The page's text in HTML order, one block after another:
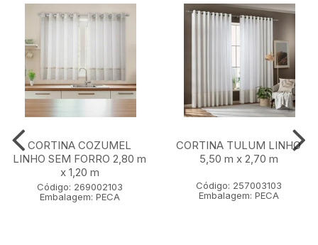
CORTINA COZUMEL
LINHO SEM FORRO 2,80 m
x 1,20 m
Código: 269002103
Embalagem: PECA
CORTINA TULUM LINHO
5,50 m x 2,70 m
Código: 257003103
Embalagem: PECA